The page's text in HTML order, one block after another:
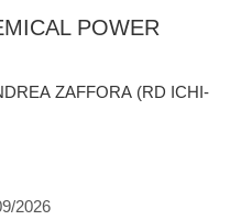
POWER
ZAFFORA (RD ICHI-
2026